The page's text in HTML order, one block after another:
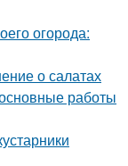
огорода:
о салатах
работы